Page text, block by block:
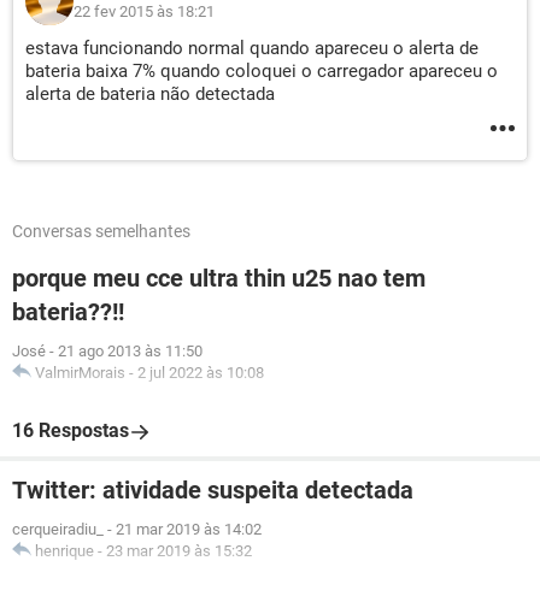
22 fev 2015 às 18:21
estava funcionando normal quando apareceu o alerta de
bateria baixa 7% quando coloquei o carregador apareceu o
alerta de bateria não detectada
Conversas semelhantes
porque meu cce ultra thin u25 nao tem
bateria??!!
José - 21 ago 2013 às 11:50
ValmirMorais - 2 jul 2022 às 10:08
16 Respostas
Twitter: atividade suspeita detectada
cerqueiradiu_ - 21 mar 2019 às 14:02
henrique - 23 mar 2019 às 15:32